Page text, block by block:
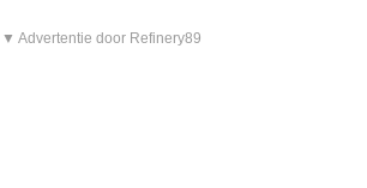
▼ Advertentie door Refinery89